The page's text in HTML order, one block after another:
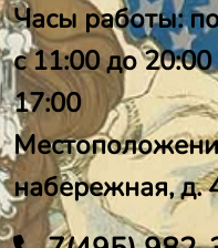
Часы работы:
с 11:00 до
17:00
набережная, д.